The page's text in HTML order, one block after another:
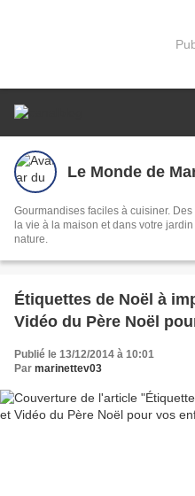
Le Monde de
Gourmandises faciles à cuisiner.
la vie à la maison et dans votre
nature.
Étiquettes de Noël à
Vidéo du Père Noël
Publié le 13/12/2014 à 10:01
Par marinettev03